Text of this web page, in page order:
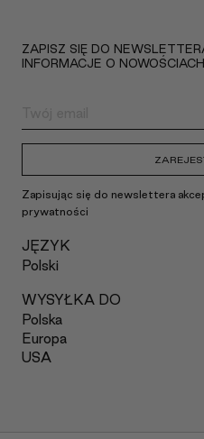
ZAPISZ SIĘ DO
INFORMACJE O
Zapisując się do newslettera
prywatności
JĘZYK
Polski
WYSYŁKA DO
Polska
Europa
USA